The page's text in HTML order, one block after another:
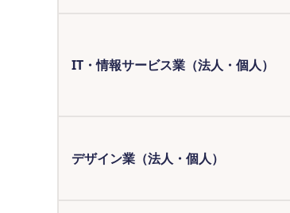
IT・情報サービス業（法人・個人）
デザイン業（法人・個人）